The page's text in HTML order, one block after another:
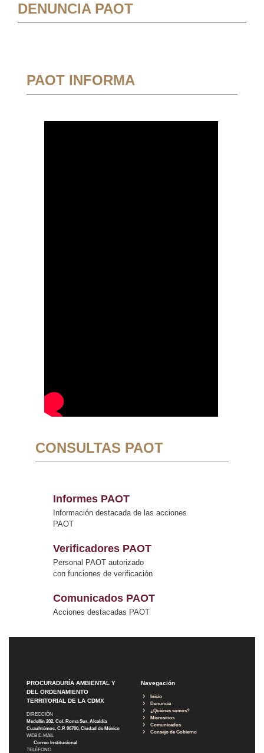
DENUNCIA PAOT
PAOT INFORMA
CONSULTAS PAOT
Informes PAOT
Información destacada de las acciones
PAOT
Verificadores PAOT
Personal PAOT autorizado
con funciones de verificación
Comunicados PAOT
Acciones destacadas PAOT
PROCURADURÍA AMBIENTAL Y
DEL ORDENAMIENTO
TERRITORIAL DE LA CDMX
DIRECCIÓN
Medellín 202, Col. Roma Sur, Alcaldía
Cuauhtémoc, C.P. 06700, Ciudad de México
WEB E-MAIL
Correo Institucional
TELÉFONO
Navegación
Inicio
Denuncia
¿Quiénes somos?
Micrositios
Comunicados
Consejo de Gobierno